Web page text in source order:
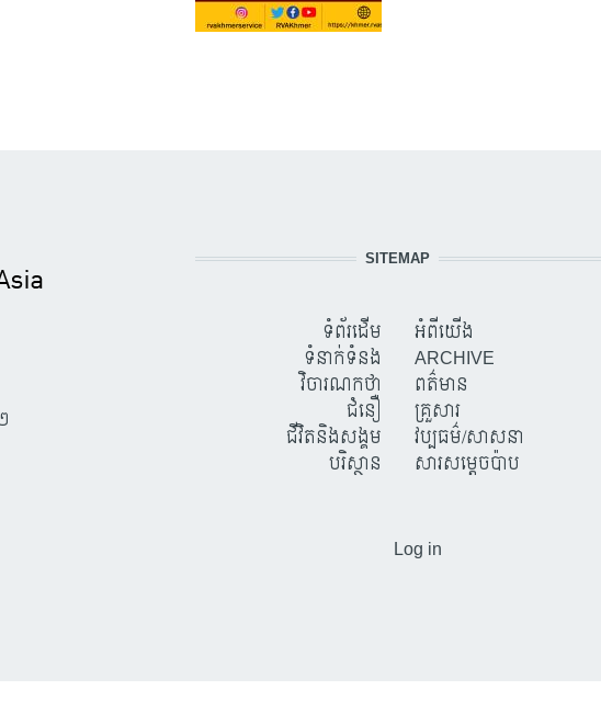
SITEMAP
ទំព័រដើម
ទំនាក់ទំនង
វិចារណកថា
ជំនឿ
ជីវិតនិងសង្គម
បរិស្ថាន
អំពីយើង
ARCHIVE
ពត៌មាន
គ្រួសារ
វប្បធម៌/សាសនា
សារសម្តេចប៉ាប
Log in